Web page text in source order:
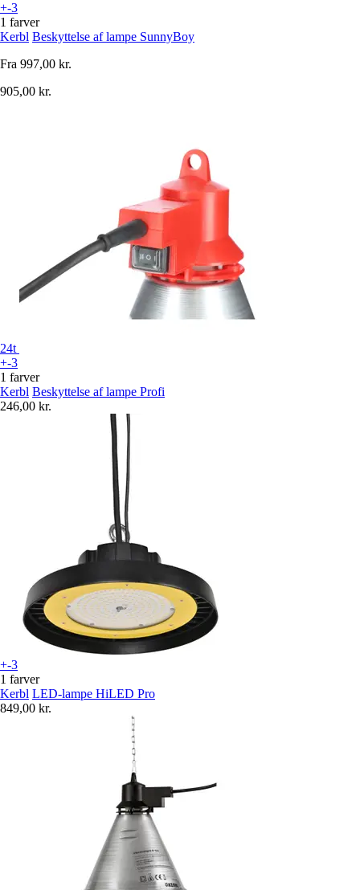
+-3
1 farver
Kerbl Beskyttelse af lampe SunnyBoy
Fra 997,00 kr.
905,00 kr.
24t
+-3
1 farver
Kerbl Beskyttelse af lampe Profi
246,00 kr.
+-3
1 farver
Kerbl LED-lampe HiLED Pro
849,00 kr.